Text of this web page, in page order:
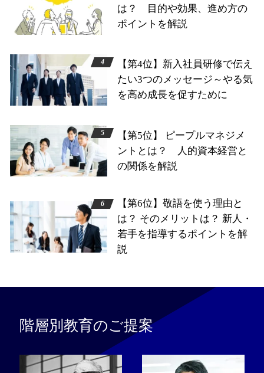
は？ 目的や効果、進め方の
ポイントを解説
【第4位】新入社員研修で伝え
たい3つのメッセージ～やる気
を高め成長を促すために
【第5位】 ピープルマネジメ
ントとは？ 人的資本経営と
の関係を解説
【第6位】敬語を使う理由と
は？ そのメリットは？ 新人・
若手を指導するポイントを解
説
階層別教育のご提案